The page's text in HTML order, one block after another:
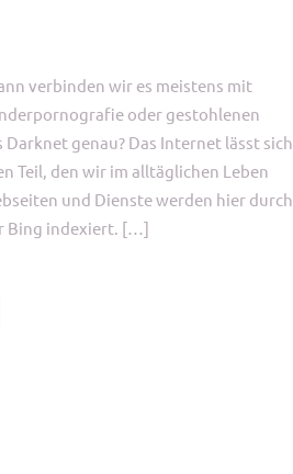
verbinden wir es meistens mit
oder gestohlenen
genau? Das Internet lässt sich
Teil, den wir im alltäglichen Leben
und Dienste werden hier durch
Bing indexiert. […]